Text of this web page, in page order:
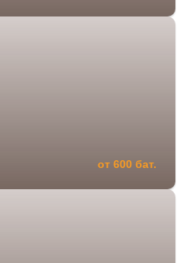
от 600 бат.